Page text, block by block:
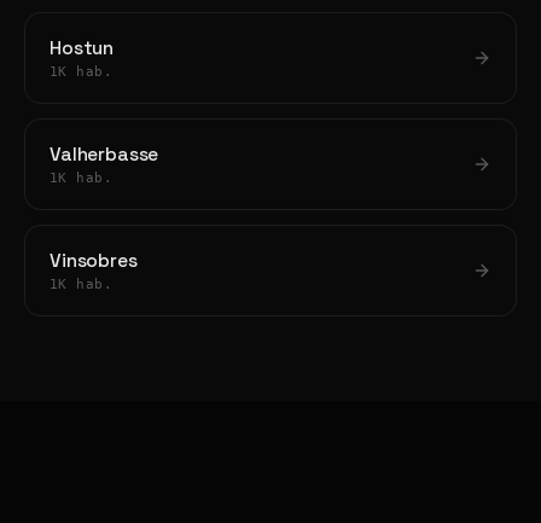
Hostun
1K hab.
Valherbasse
1K hab.
Vinsobres
1K hab.